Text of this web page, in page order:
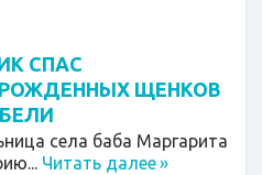
СПАС
ЩЕНКОВ
села баба Маргарита
Читать далее»